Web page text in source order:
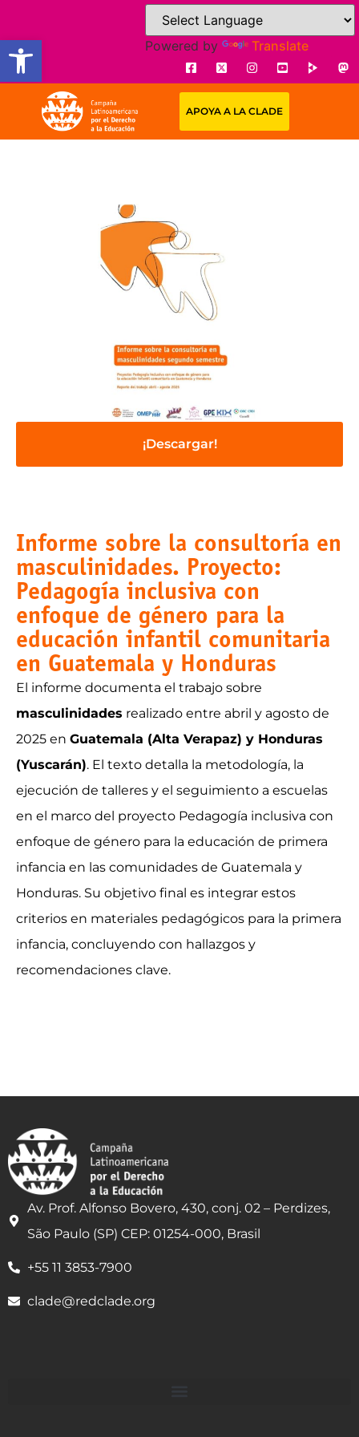
Open toolbarPowered by Translate
APOYA A LA CLADE
¡Descargar!
Informe sobre la consultoría en
masculinidades. Proyecto:
Pedagogía inclusiva con
enfoque de género para la
educación infantil comunitaria
en Guatemala y Honduras
El informe documenta el trabajo sobre
masculinidades realizado entre abril y agosto de
2025 en Guatemala (Alta Verapaz) y Honduras
(Yuscarán). El texto detalla la metodología, la
ejecución de talleres y el seguimiento a escuelas
en el marco del proyecto Pedagogía inclusiva con
enfoque de género para la educación de primera
infancia en las comunidades de Guatemala y
Honduras. Su objetivo final es integrar estos
criterios en materiales pedagógicos para la primera
infancia, concluyendo con hallazgos y
recomendaciones clave.
Av. Prof. Alfonso Bovero, 430, conj. 02 – Perdizes,
São Paulo (SP) CEP: 01254-000, Brasil
+55 11 3853-7900
clade@redclade.org